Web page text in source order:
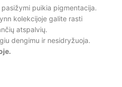
pasižymi puikia pigmentacija.
kolekcijoje galite rasti
atspalvių.
dengimu ir nesidryžuoja.